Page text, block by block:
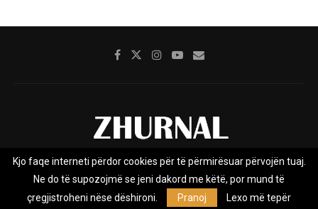
Rreth nesh Impresumi Marketing
Privacy Policy
Kjo faqe interneti përdor cookies për të përmirësuar përvojën tuaj.
Ne do të supozojmë se jeni dakord me këtë, por mund të
çregjistroheni nëse dëshironi.
Pranoj Lexo më tepër